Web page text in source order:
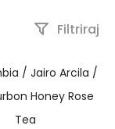
Filtriraj